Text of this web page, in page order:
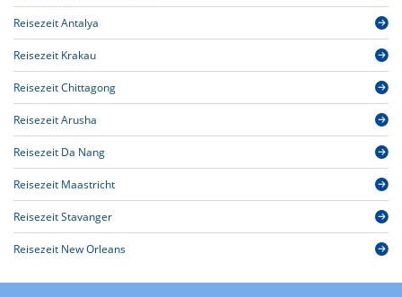
Reisezeit Antalya
Reisezeit Krakau
Reisezeit Chittagong
Reisezeit Arusha
Reisezeit Da Nang
Reisezeit Maastricht
Reisezeit Stavanger
Reisezeit New Orleans